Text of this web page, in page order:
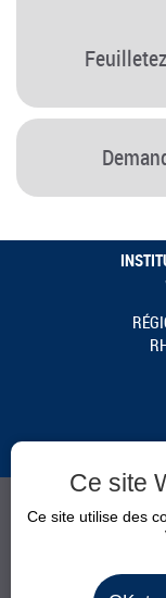
Ce site
Ce site utilise des